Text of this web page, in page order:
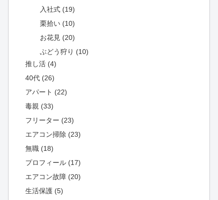
入社式 (19)
栗拾い (10)
お花見 (20)
ぶどう狩り (10)
推し活 (4)
40代 (26)
アパート (22)
毒親 (33)
フリーター (23)
エアコン掃除 (23)
無職 (18)
プロフィール (17)
エアコン故障 (20)
生活保護 (5)